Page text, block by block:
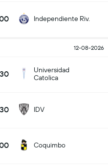
Independiente Riv.
12-08-2026
Universidad
Catolica
IDV
Coquimbo